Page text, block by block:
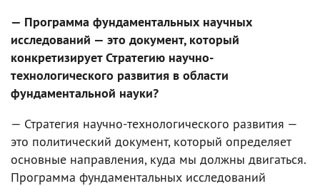
— Программа фундаментальных научных
исследований — это документ, который
конкретизирует Стратегию научно-
технологического развития в области
фундаментальной науки?
— Стратегия научно-технологического развития —
это политический документ, который определяет
основные направления, куда мы должны двигаться.
Программа фундаментальных исследований